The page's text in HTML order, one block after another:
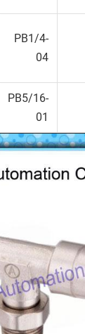
PB1/4-
04
PB5/16-
01